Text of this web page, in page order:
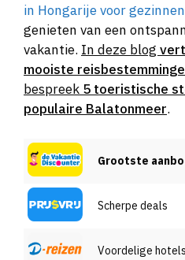
in Hongarije voor gezinnen
genieten van een
vakantie. In deze blog
mooiste
bespreek 5 toeristische
populaire Balatonmeer.
Grootste
Scherpe deals
Voordelige hotels